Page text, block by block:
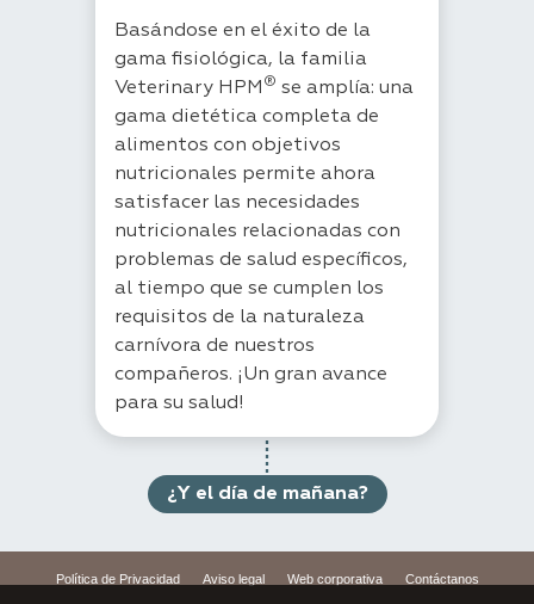
Basándose en el éxito de la
gama fisiológica, la familia
Veterinary HPM ® se amplía: una
gama dietética completa de
alimentos con objetivos
nutricionales permite ahora
satisfacer las necesidades
nutricionales relacionadas con
problemas de salud específicos,
al tiempo que se cumplen los
requisitos de la naturaleza
carnívora de nuestros
compañeros. ¡Un gran avance
para su salud!
¿Y el día de mañana?
Política de Privacidad Aviso legal Web corporativa Contáctanos